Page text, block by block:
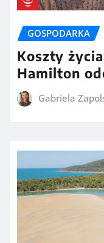
GOSPODARKA
Koszty
Hamilton
Gabriela